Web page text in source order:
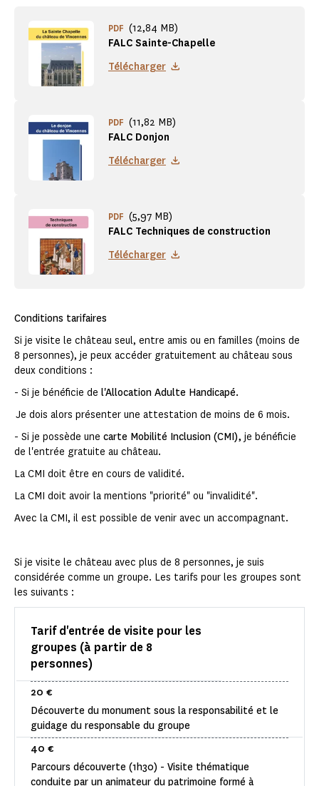
FALC Sainte-Chapelle
PDF (12,84 MB)
Télécharger
FALC Donjon
PDF (11,82 MB)
Télécharger
FALC Techniques de construction
PDF (5,97 MB)
Télécharger
Conditions tarifaires
Si je visite le château seul, entre amis ou en familles (moins de
8 personnes), je peux accéder gratuitement au château sous
deux conditions :
- Si je bénéficie de l'Allocation Adulte Handicapé.
Je dois alors présenter une attestation de moins de 6 mois.
- Si je possède une carte Mobilité Inclusion (CMI), je bénéficie
de l'entrée gratuite au château.
La CMI doit être en cours de validité.
La CMI doit avoir la mentions "priorité" ou "invalidité".
Avec la CMI, il est possible de venir avec un accompagnant.
Si je visite le château avec plus de 8 personnes, je suis
considérée comme un groupe. Les tarifs pour les groupes sont
les suivants :
Tarif d'entrée de visite pour les
groupes (à partir de 8
personnes)
Découverte du monument sous la responsabilité et le
guidage du responsable du groupe
20 €
Parcours découverte (1h30) - Visite thématique
conduite par un animateur du patrimoine formé à
40 €